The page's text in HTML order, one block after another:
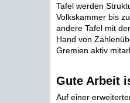
Tafel werden
Volkskammer bis
andere Tafel mit
Hand von
Gremien aktiv
Gute Arbeit
Auf einer